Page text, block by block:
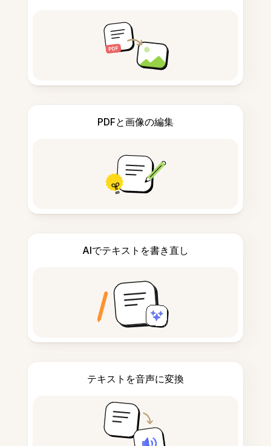
PDFと画像の編集
AIでテキストを書き直し
テキストを音声に変換